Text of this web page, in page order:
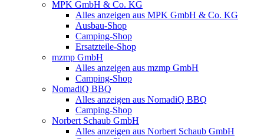
MPK GmbH & Co. KG
Alles anzeigen aus MPK GmbH & Co. KG
Ausbau-Shop
Camping-Shop
Ersatzteile-Shop
mzmp GmbH
Alles anzeigen aus mzmp GmbH
Camping-Shop
NomadiQ BBQ
Alles anzeigen aus NomadiQ BBQ
Camping-Shop
Norbert Schaub GmbH
Alles anzeigen aus Norbert Schaub GmbH